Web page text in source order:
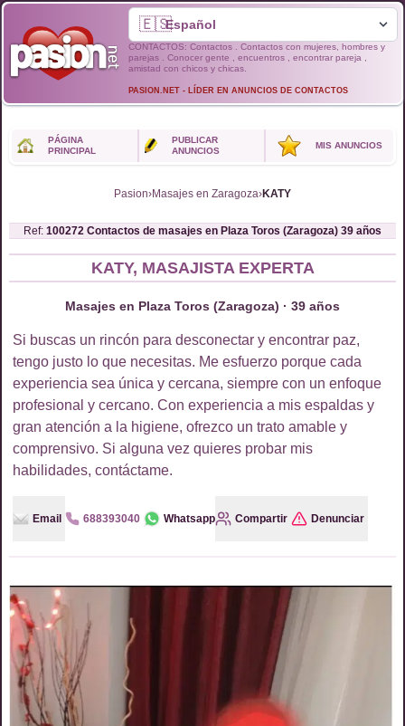
🇪🇸
CONTACTOS: Contactos . Contactos con mujeres, hombres y
parejas . Conocer gente , encuentros , encontrar pareja ,
amistad con chicos y chicas.
PASION.NET - LÍDER EN ANUNCIOS DE CONTACTOS
PÁGINA
PRINCIPAL
PUBLICAR
ANUNCIOS
MIS ANUNCIOS
Pasion›Masajes en Zaragoza›KATY
Ref: 100272 Contactos de masajes en Plaza Toros (Zaragoza) 39 años
KATY, MASAJISTA EXPERTA
Masajes en Plaza Toros (Zaragoza) · 39 años
Si buscas un rincón para desconectar y encontrar paz,
tengo justo lo que necesitas. Me esfuerzo porque cada
experiencia sea única y cercana, siempre con un enfoque
profesional y cercano. Con experiencia a mis espaldas y
gran atención a la higiene, ofrezco un trato amable y
comprensivo. Si alguna vez quieres probar mis
habilidades, contáctame.
Email 688393040 Whatsapp Compartir Denunciar